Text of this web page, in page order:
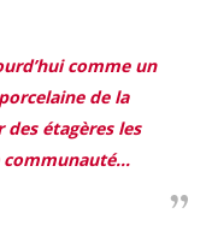
comme un
de la
étagères les
communauté…